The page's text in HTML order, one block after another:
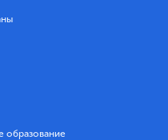
образование